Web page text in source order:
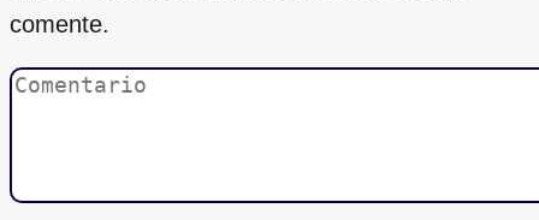
comente.